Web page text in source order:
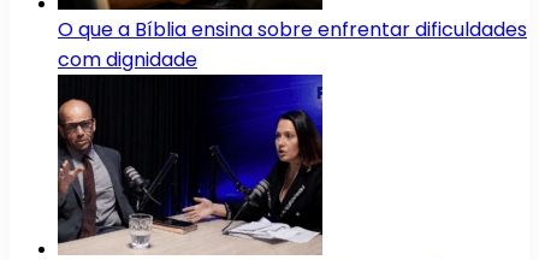
O que a Bíblia ensina sobre enfrentar dificuldades
com dignidade